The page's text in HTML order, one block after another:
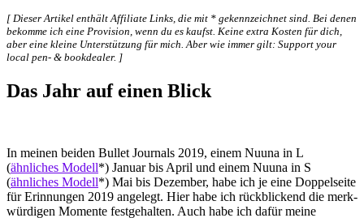
[ Dieser Artikel enthält Affiliate Links, die mit * gekennzeichnet sind. Bei denen
bekomme ich eine Provision, wenn du es kaufst. Keine extra Kosten für dich,
aber eine kleine Unterstützung für mich. Aber wie immer gilt: Support your
local pen- & bookdealer. ]
Das Jahr auf einen Blick
In meinen beiden Bullet Journals 2019, einem Nuuna in L
(ähnliches Modell*) Januar bis April und einem Nuuna in S
(ähnliches Modell*) Mai bis Dezember, habe ich je eine Doppelseite
für Erinnungen 2019 angelegt. Hier habe ich rückblickend die merk-
würdigen Momente festgehalten. Auch habe ich dafür meine